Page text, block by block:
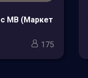
МВ (Маркет
175